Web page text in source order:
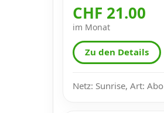
CHF 21.00
im Monat
Zu den Details
Netz: Sunrise, Art: Abo